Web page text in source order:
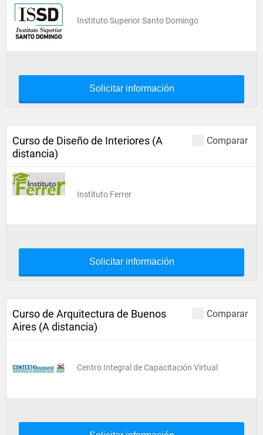
Instituto Superior Santo Domingo
Solicitar información
Comparar
Curso de Diseño de Interiores (A
distancia)
Instituto Ferrer
Solicitar información
Comparar
Curso de Arquitectura de Buenos
Aires (A distancia)
Centro Integral de Capacitación Virtual